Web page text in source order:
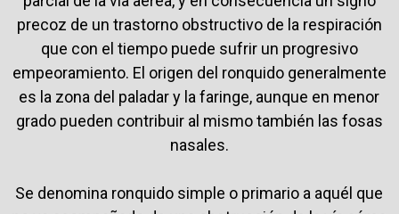
precoz de un trastorno obstructivo de la respiración
que con el tiempo puede sufrir un progresivo
empeoramiento. El origen del ronquido generalmente
es la zona del paladar y la faringe, aunque en menor
grado pueden contribuir al mismo también las fosas
nasales.
Se denomina ronquido simple o primario a aquél que